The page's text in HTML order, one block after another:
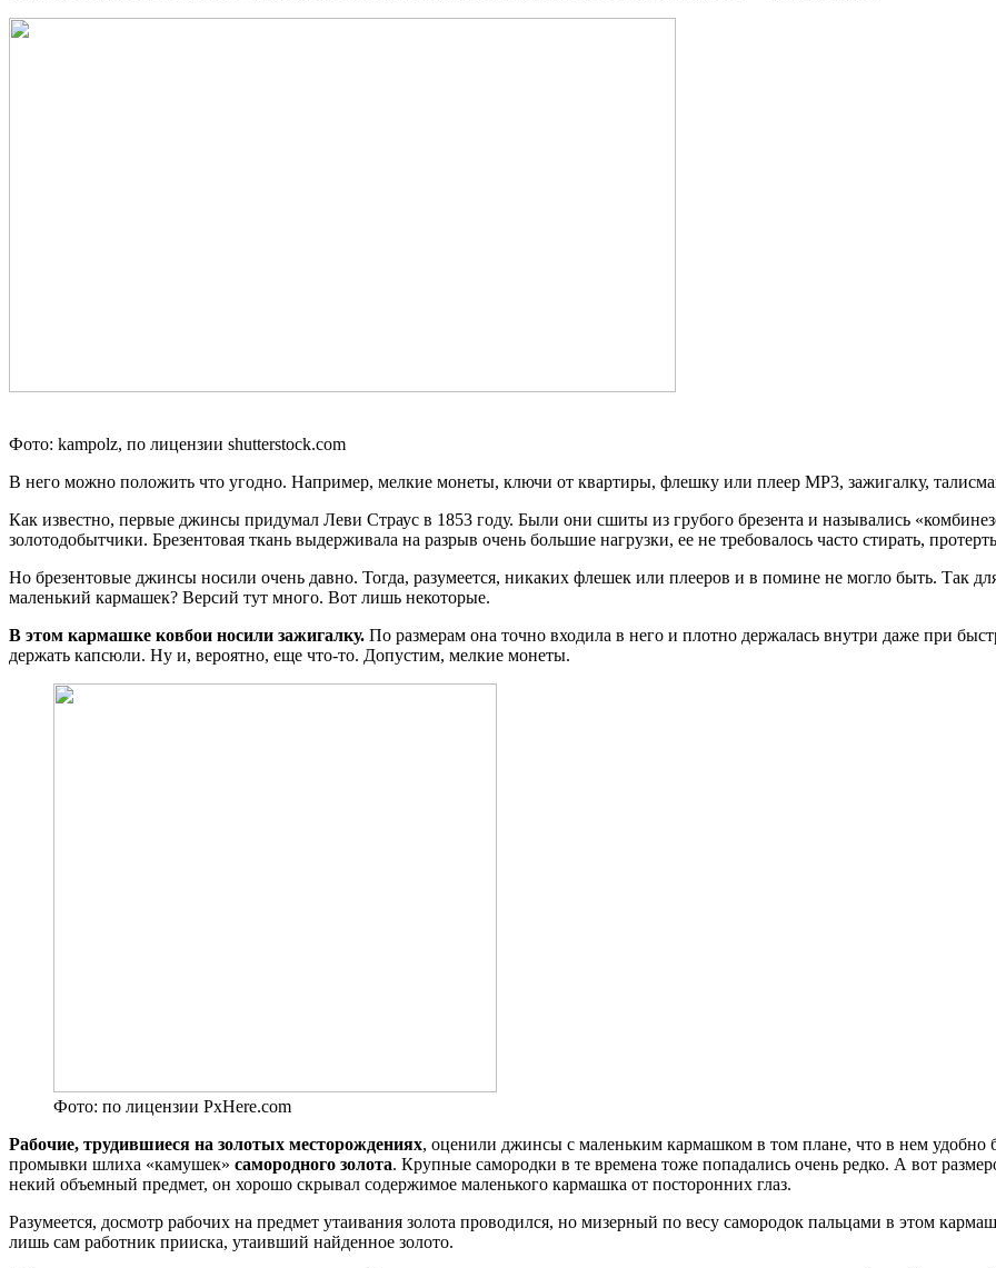
Фото: kampolz, по лицензии shutterstock.com
В него можно положить что угодно. Например, мелкие монеты, ключи от квартиры, флешку или плеер МР3, зажигалку,
Как известно, первые джинсы придумал Леви Страус в 1853 году. Были они сшиты из грубого брезента и назывались
золотодобытчики. Брезентовая ткань выдерживала на разрыв очень большие нагрузки, ее не требовалось часто стирать,
Но брезентовые джинсы носили очень давно. Тогда, разумеется, никаких флешек или плееров и в помине не могло быть. Так
маленький кармашек? Версий тут много. Вот лишь некоторые.
В этом кармашке ковбои носили зажигалку. По размерам она точно входила в него и плотно держалась внутри даже при
держать капсюли. Ну и, вероятно, еще что-то. Допустим, мелкие монеты.
Фото: по лицензии PxHere.com
Рабочие, трудившиеся на золотых месторождениях, оценили джинсы с маленьким кармашком в том плане, что в нем
промывки шлиха «камушек» самородного золота. Крупные самородки в те времена тоже попадались очень редко. А вот
некий объемный предмет, он хорошо скрывал содержимое маленького кармашка от посторонних глаз.
Разумеется, досмотр рабочих на предмет утаивания золота проводился, но мизерный по весу самородок пальцами в этом
лишь сам работник прииска, утаивший найденное золото.